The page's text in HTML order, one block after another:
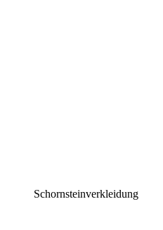
Schornsteinverkleidung